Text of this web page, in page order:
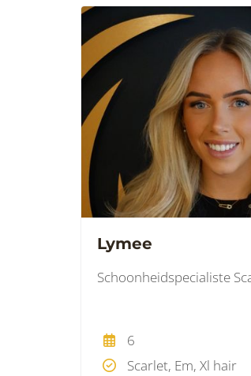
Lymee
Schoonheidspecialiste
6
Scarlet, Em, Xl hair